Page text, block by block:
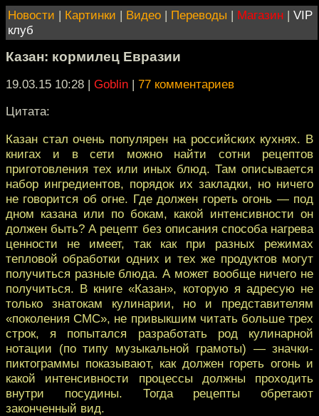
Новости | Картинки | Видео | Переводы | Магазин | VIP
клуб
Казан: кормилец Евразии
19.03.15 10:28 | Goblin | 77 комментариев
Цитата:
Казан стал очень популярен на российских кухнях. В
книгах и в сети можно найти сотни рецептов
приготовления тех или иных блюд. Там описывается
набор ингредиентов, порядок их закладки, но ничего
не говорится об огне. Где должен гореть огонь — под
дном казана или по бокам, какой интенсивности он
должен быть? А рецепт без описания способа нагрева
ценности не имеет, так как при разных режимах
тепловой обработки одних и тех же продуктов могут
получиться разные блюда. А может вообще ничего не
получиться. В книге «Казан», которую я адресую не
только знатокам кулинарии, но и представителям
«поколения СМС», не привыкшим читать больше трех
строк, я попытался разработать род кулинарной
нотации (по типу музыкальной грамоты) — значки-
пиктограммы показывают, как должен гореть огонь и
какой интенсивности процессы должны проходить
внутри посудины. Тогда рецепты обретают
законченный вид.